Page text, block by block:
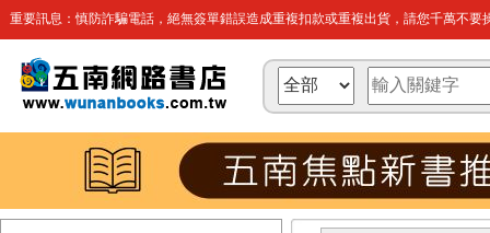
重要訊息：慎防詐騙電話，絕無簽單錯誤造成重複扣款或重複出貨，請您千萬不要